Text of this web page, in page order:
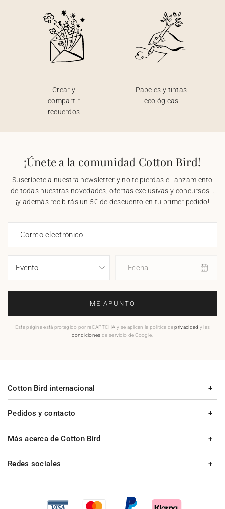
Crear y
compartir
recuerdos
Papeles y tintas
ecológicas
¡Únete a la comunidad Cotton Bird!
Suscríbete a nuestra newsletter y no te pierdas el lanzamiento
de todas nuestras novedades, ofertas exclusivas y concursos...
¡y además recibirás un 5€ de descuento en tu primer pedido!
Correo electrónico
Fecha
ME APUNTO
Esta página está protegido por reCAPTCHA y se aplican la política deprivacidad y las
condiciones de servicio de Google.
Pedidos y contacto
Más acerca de Cotton Bird
Cotton Bird internacional
Redes sociales